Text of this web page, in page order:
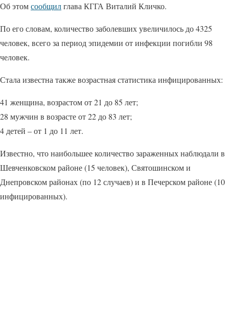
Об этомсообщилглава КГГА Виталий Кличко.
По его словам, количество заболевших увеличилось до 4325
человек, всего за период эпидемии от инфекции погибли 98
человек.
Стала известна также возрастная статистика инфицированных:
41 женщина, возрастом от 21 до 85 лет;
28 мужчин в возрасте от 22 до 83 лет;
4 детей – от 1 до 11 лет.
Известно, что наибольшее количество зараженных наблюдали в
Шевченковском районе (15 человек), Святошинском и
Днепровском районах (по 12 случаев) и в Печерском районе (10
инфицированных).